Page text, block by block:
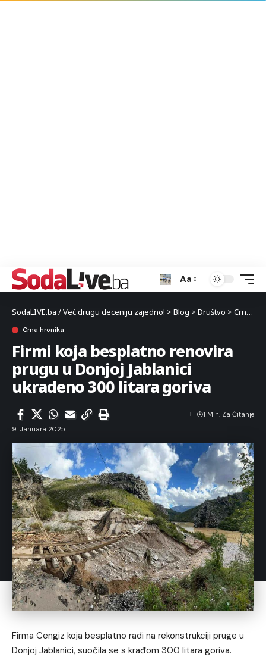
Aa
SodaLIVE.ba / Već drugu deceniju zajedno! > Blog > Društvo > Crna hronika
Crna hronika
Firmi koja besplatno renovira
prugu u Donjoj Jablanici
ukradeno 300 litara goriva
9. Januara 2025.
1 Min. Za Čitanje
Firma Cengiz koja besplatno radi na rekonstrukciji pruge u
Donjoj Jablanici, suočila se s krađom 300 litara goriva.